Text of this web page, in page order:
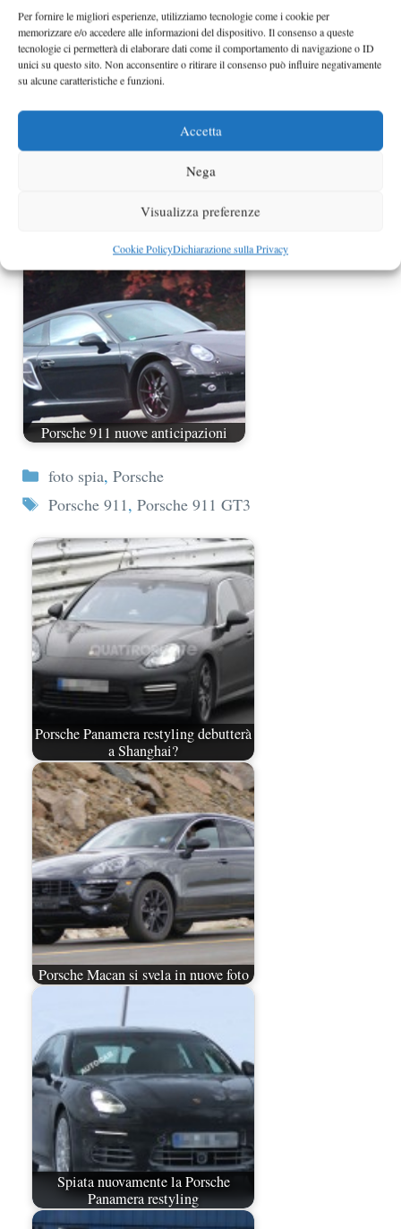
Per fornire le migliori esperienze, utilizziamo tecnologie come i cookie per
memorizzare e/o accedere alle informazioni del dispositivo. Il consenso a queste
tecnologie ci permetterà di elaborare dati come il comportamento di navigazione o ID
unici su questo sito. Non acconsentire o ritirare il consenso può influire negativamente
su alcune caratteristiche e funzioni.
Accetta
Nega
Visualizza preferenze
Cookie PolicyDichiarazione sulla Privacy
Porsche 991 Targa spiata sulla neve
Porsche 911 nuove anticipazioni
Categorie
foto spia, Porsche
Tag
Porsche 911, Porsche 911 GT3
Porsche Panamera restyling debutterà
a Shanghai?
Porsche Macan si svela in nuove foto
Spiata nuovamente la Porsche
Panamera restyling